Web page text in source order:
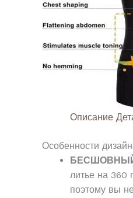
Описание
Особенности
литье на 360
поэтому вы